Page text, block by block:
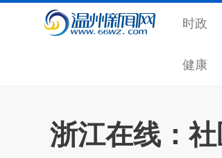
时政
健康
浙江在线：